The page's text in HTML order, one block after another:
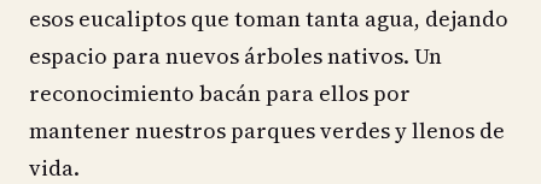
esos eucaliptos que toman tanta agua, dejando
espacio para nuevos árboles nativos. Un
reconocimiento bacán para ellos por
mantener nuestros parques verdes y llenos de
vida.